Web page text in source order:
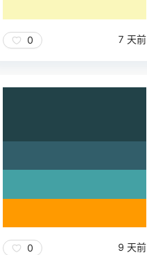
0 7 天前
0 9 天前